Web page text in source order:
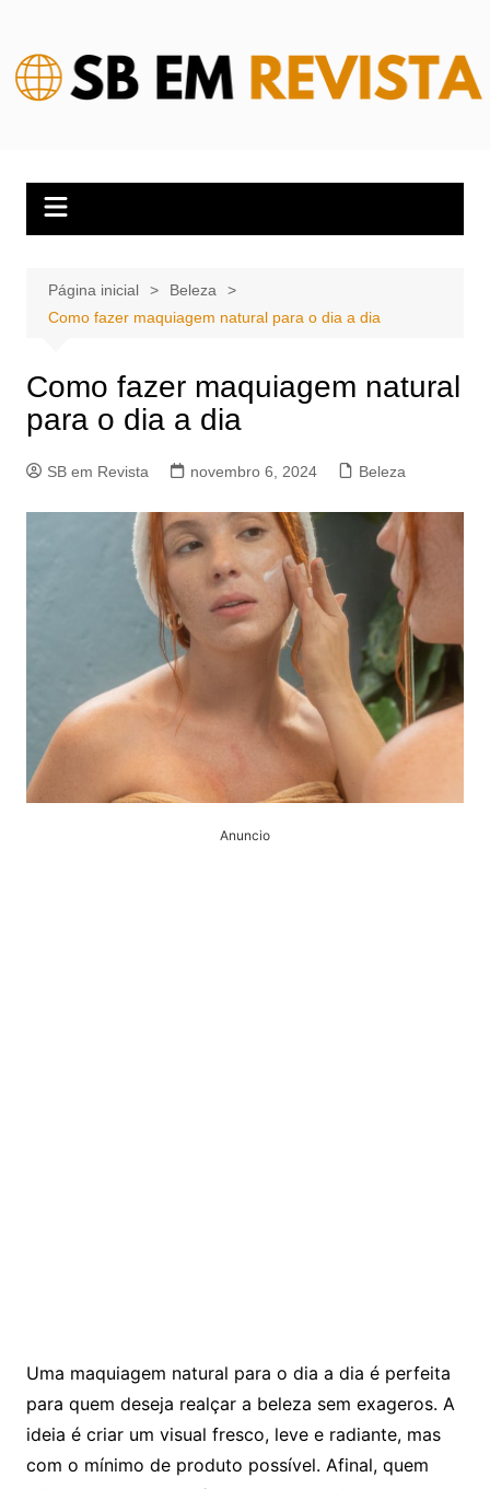
conteúdo
Página inicial
Beleza
Como fazer maquiagem natural para o dia a dia
Como fazer maquiagem natural
para o dia a dia
SB em Revista novembro 6, 2024 Beleza
Anuncio
Uma maquiagem natural para o dia a dia é perfeita
para quem deseja realçar a beleza sem exageros. A
ideia é criar um visual fresco, leve e radiante, mas
com o mínimo de produto possível. Afinal, quem